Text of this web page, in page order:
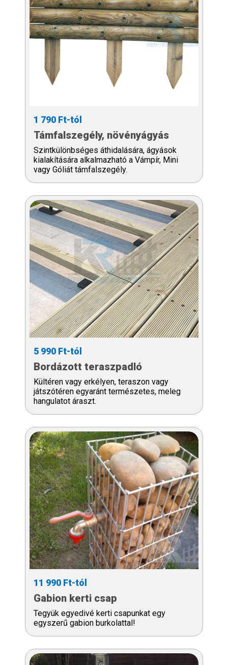
1 790 Ft-tól
Támfalszegély, növényágyás
Szintkülönbséges áthidalására, ágyások
kialakítására alkalmazható a Vámpír, Mini
vagy Góliát támfalszegély.
5 990 Ft-tól
Bordázott teraszpadló
Kültéren vagy erkélyen, teraszon vagy
játszótéren egyaránt természetes, meleg
hangulatot áraszt.
11 990 Ft-tól
Gabion kerti csap
Tegyük egyedivé kerti csapunkat egy
egyszerű gabion burkolattal!